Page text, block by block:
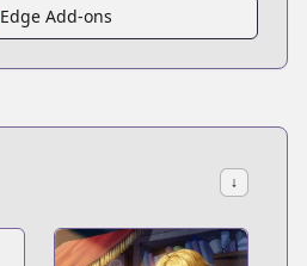
Edge Add-ons
↓